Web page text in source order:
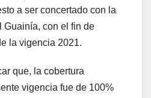
a ser concertado con la
Guainía, con el fin de
la vigencia 2021.
que, la cobertura
vigencia fue de 100%